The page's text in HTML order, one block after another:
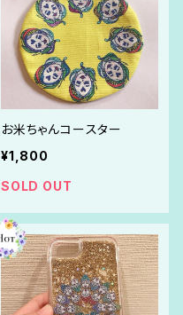
お米ちゃんコースター
¥1,800
SOLD OUT